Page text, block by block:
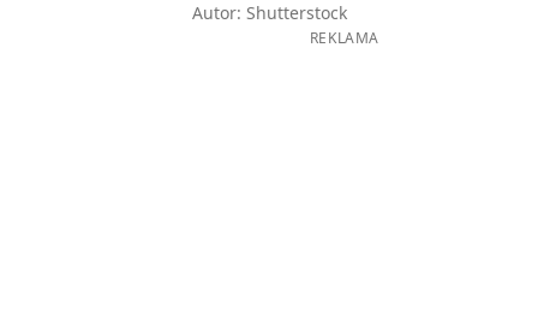
Autor: Shutterstock
REKLAMA